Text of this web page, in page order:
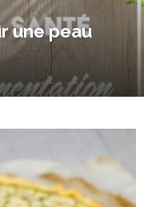
une peau